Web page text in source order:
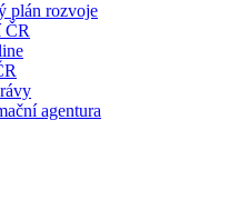
plán rozvoje
ČR
agentura